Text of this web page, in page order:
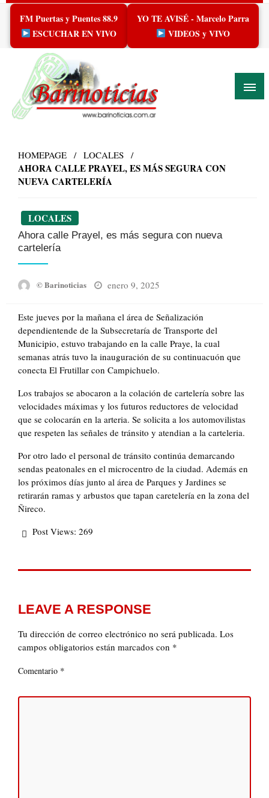
Skip
content
FM Puertas y Puentes 88.9
ESCUCHAR EN VIVO
YO TE AVISÉ - Marcelo Parra
VIDEOS y VIVO
HOMEPAGE LOCALES
AHORA CALLE PRAYEL, ES MÁS SEGURA CON
NUEVA CARTELERÍA
LOCALES
Ahora calle Prayel, es más segura con nueva
cartelería
© Barinoticias
Posted
enero 9, 2025
Este jueves por la mañana el área de Señalización
dependientende de la Subsecretaría de Transporte del
Municipio, estuvo trabajando en la calle Praye, la cual
semanas atrás tuvo la inauguración de su continuacuón que
conecta El Frutillar con Campichuelo.
Los trabajos se abocaron a la colación de cartelería sobre las
velocidades máximas y los futuros reductores de velocidad
que se colocarán en la arteria. Se solicita a los automovilistas
que respeten las señales de tránsito y atendian a la carteleria.
Por otro lado el personal de tránsito continúa demarcando
sendas peatonales en el microcentro de la ciudad. Además en
los próximos días junto al área de Parques y Jardines se
retirarán ramas y arbustos que tapan caretelería en la zona del
Ñireco.
Post Views: 269
LEAVE A RESPONSE
Tu dirección de correo electrónico no será publicada. Los
campos obligatorios están marcados con *
Comentario *